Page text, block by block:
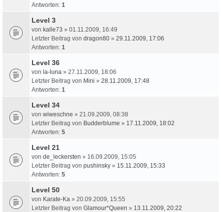
Antworten: 1
Level 3
von kalle73 » 01.11.2009, 16:49
Letzter Beitrag von dragon80 » 29.11.2009, 17:06
Antworten: 1
Level 36
von la-luna » 27.11.2009, 18:06
Letzter Beitrag von Mini » 28.11.2009, 17:48
Antworten: 1
Level 34
von wiweschne » 21.09.2009, 08:38
Letzter Beitrag von Budderblume » 17.11.2009, 18:02
Antworten: 5
Level 21
von de_leckersten » 16.09.2009, 15:05
Letzter Beitrag von pushinsky » 15.11.2009, 15:33
Antworten: 5
Level 50
von Karate-Ka » 20.09.2009, 15:55
Letzter Beitrag von Glamour*Queen » 13.11.2009, 20:22